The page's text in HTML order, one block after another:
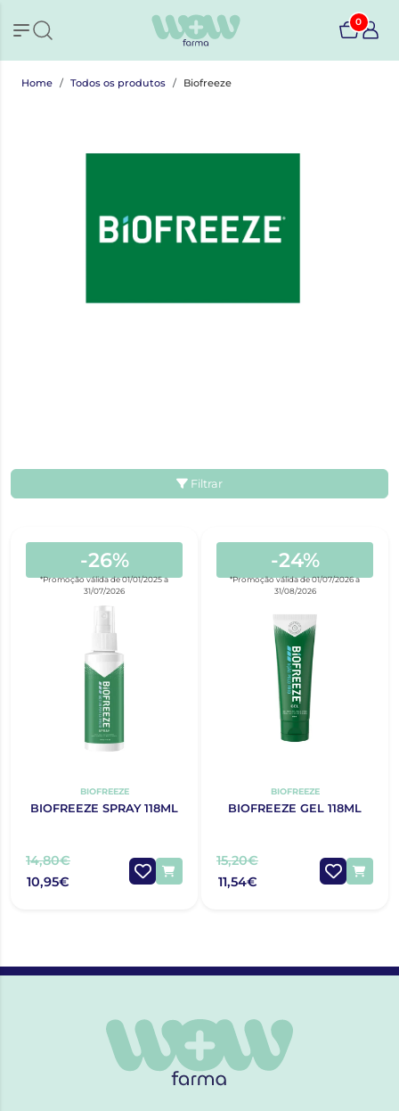
0
Home Todos os produtos Biofreeze
Filtrar
-26%
*Promoção válida de 01/01/2025 a
31/07/2026
BIOFREEZE
BIOFREEZE SPRAY 118ML
14,80€
10,95€
-24%
*Promoção válida de 01/07/2026 a
31/08/2026
BIOFREEZE
BIOFREEZE GEL 118ML
15,20€
11,54€